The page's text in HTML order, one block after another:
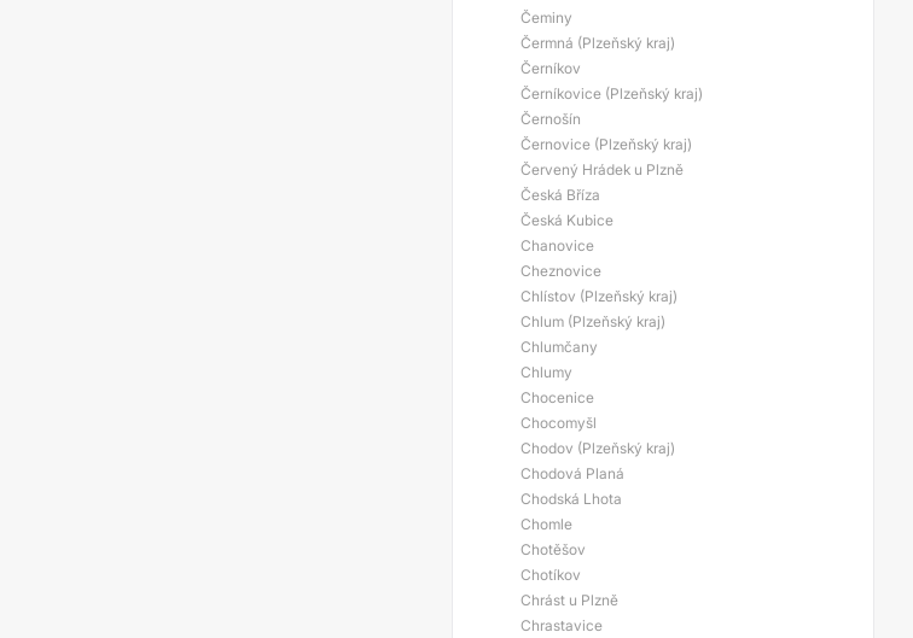
Čeminy
Čermná (Plzeňský kraj)
Černíkov
Černíkovice (Plzeňský kraj)
Černošín
Černovice (Plzeňský kraj)
Červený Hrádek u Plzně
Česká Bříza
Česká Kubice
Chanovice
Cheznovice
Chlístov (Plzeňský kraj)
Chlum (Plzeňský kraj)
Chlumčany
Chlumy
Chocenice
Chocomyšl
Chodov (Plzeňský kraj)
Chodová Planá
Chodská Lhota
Chomle
Chotěšov
Chotíkov
Chrást u Plzně
Chrastavice